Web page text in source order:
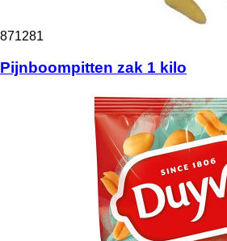
871281
Pijnboompitten zak 1 kilo